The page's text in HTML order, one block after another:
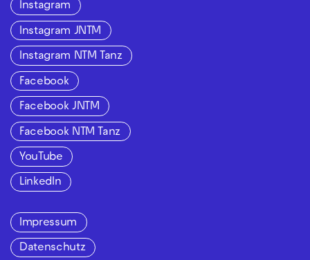
Instagram
Instagram JNTM
Instagram NTM Tanz
Facebook
Facebook JNTM
Facebook NTM Tanz
YouTube
LinkedIn
Impressum
Datenschutz